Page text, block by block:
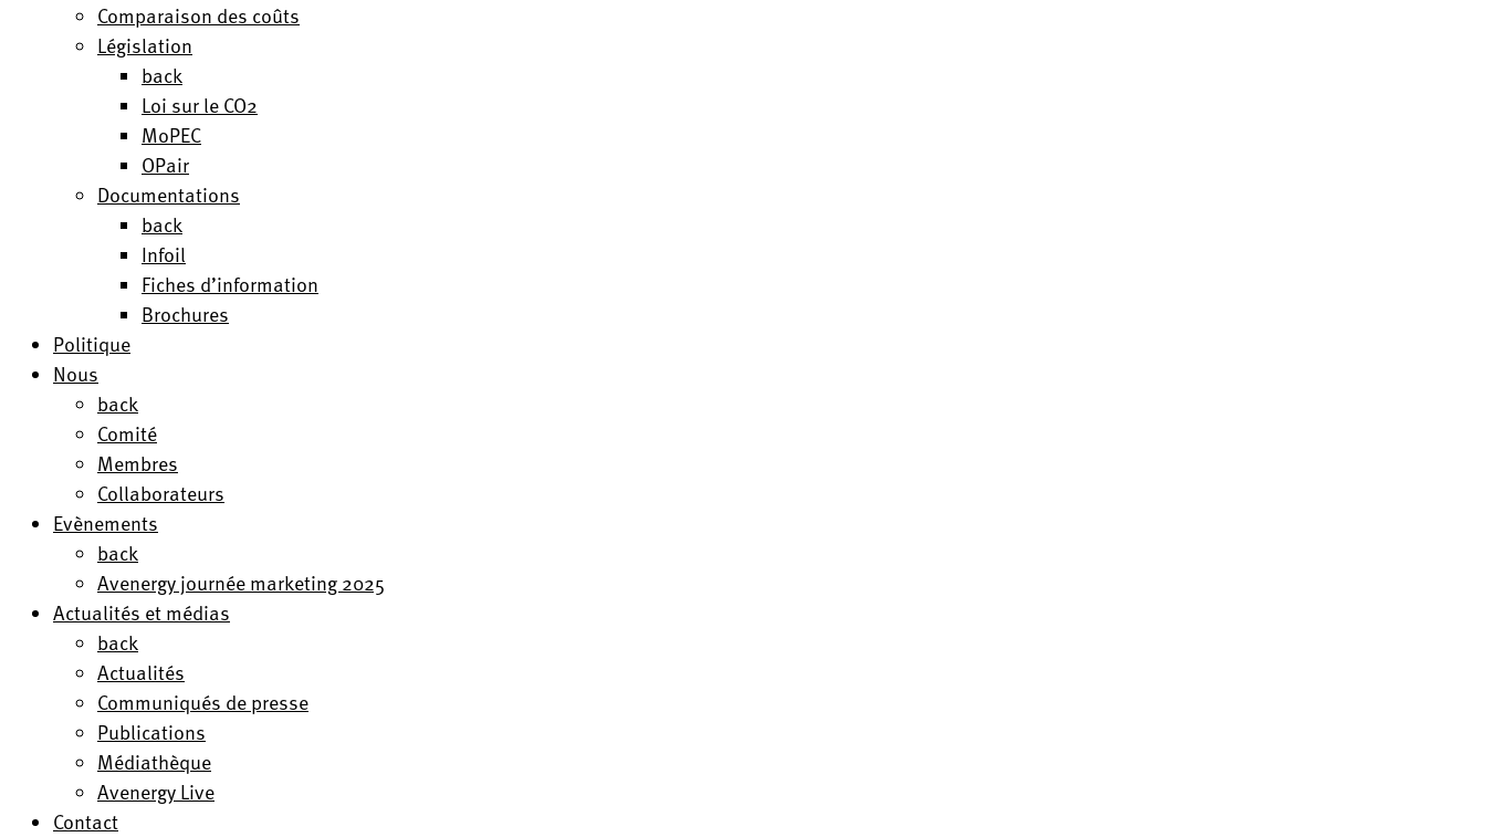
Comparaison des coûts
Législation
back
Loi sur le CO2
MoPEC
OPair
Documentations
back
Infoil
Fiches d’information
Brochures
Politique
Nous
back
Comité
Membres
Collaborateurs
Evènements
back
Avenergy journée marketing 2025
Actualités et médias
back
Actualités
Communiqués de presse
Publications
Médiathèque
Avenergy Live
Contact